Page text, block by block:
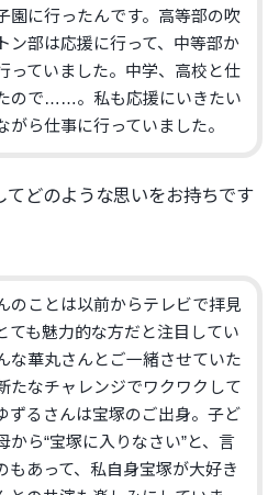
園に行ったんです。高等部の吹
ン部は応援に行って、 中等部か
っていました。中学、 高校と仕
ので……。私も応援にいきたい
がら仕事に行っていました。
どのような思いをお持ちです
のことは以前からテレビで拝見
ても魅力的な方だと注目してい
な華丸さんとご一緒させていた
たなチャレンジでワクワクして
ずるさんは宝塚のご出身。 子ど
から“宝塚に入りなさい”と、 言
もあって、私自身宝塚が大好き